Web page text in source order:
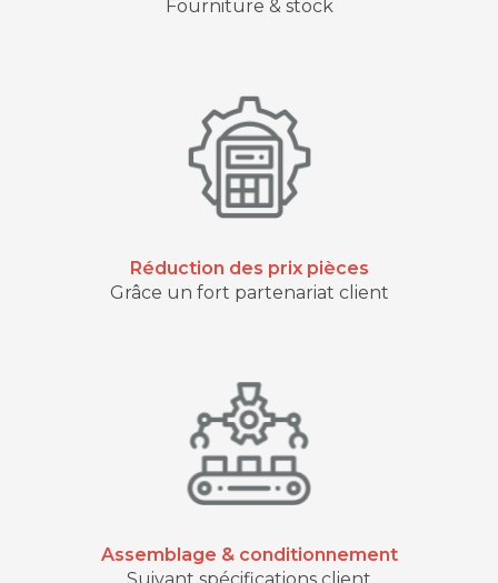
Fourniture & stock
Réduction des prix pièces
Grâce un fort partenariat client
Assemblage & conditionnement